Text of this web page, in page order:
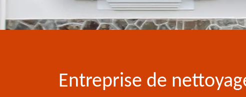
Entreprise de